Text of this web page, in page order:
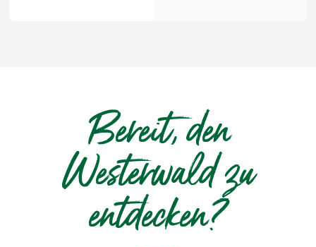
Bereit, den
Westerwald zu
entdecken?